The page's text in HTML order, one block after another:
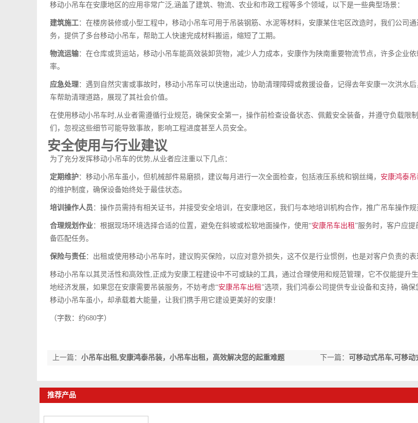
移动小吊车在安康地区的应用非常广泛,涵盖了建筑、物流、农业和市政工程等多个领域，以下是一些典型场景：
建筑施工：在楼房装修或小型工程中，移动小吊车可用于吊装钢筋、水泥等材料，安康某住宅区改造时，我们公司通
务，提供了多台移动小吊车，帮助工人快速完成材料搬运，缩短了工期。
物流运输：在仓库或货运站，移动小吊车能高效装卸货物，减少人力成本，安康作为陕南重要物流节点，许多企业
率。
应急处理：遇到自然灾害或事故时，移动小吊车可以快速出动，协助清理障碍或救援设备，记得去年安康一次洪水
车帮助清理道路，展现了其社会价值。
在使用移动小吊车时,从业者需遵循行业规范，确保安全第一，操作前检查设备状态、佩戴安全装备，并遵守负载限
们，忽视这些细节可能导致事故，影响工程进度甚至人员安全。
安全使用与行业建议
为了充分发挥移动小吊车的优势,从业者应注重以下几点：
定期维护：移动小吊车虽小，但机械部件易磨损，建议每月进行一次全面检查，包括液压系统和钢丝绳， 安康鸿泰吊
的维护制度，确保设备始终处于最佳状态。
培训操作人员 ：操作员需持有相关证书，并接受安全培训，在安康地区，我们与本地培训机构合作，推广吊车操作规
合理规划作业：根据现场环境选择合适的位置，避免在斜坡或松软地面操作，使用“安康吊车出租 ”服务时，客户应
备匹配任务。
保险与责任：出租或使用移动小吊车时，建议购买保险，以应对意外损失，这不仅是行业惯例，也是对客户负责的表
移动小吊车以其灵活性和高效性,正成为安康工程建设中不可或缺的工具，通过合理使用和规范管理，它不仅能提升
地经济发展，如果您在安康需要吊装服务，不妨考虑“安康吊车出租 ”选项，我们鸿泰公司提供专业设备和支持，确保
移动小吊车虽小，却承载着大能量，让我们携手用它建设更美好的安康！
（字数：约680字）
下一篇：
可移动式吊车,可移
上一篇： 小吊车出租,安康鸿泰吊装，小吊车出租，高效解决您的起重难题
推荐产品